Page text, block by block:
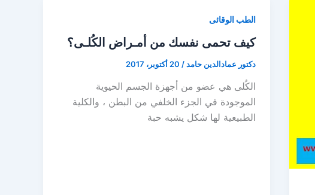
الطب الوقائى
كيف تحمى نفسك من أمـراض الكُلـى؟
دكتور عمادالدين حامد/ 20 أكتوبر، 2017
الكُلى هي عضو من أجهزة الجسم الحيوية
الموجودة في الجزء الخلفي من البطن ، والكلية
الطبيعية لها شكل يشبه حبة